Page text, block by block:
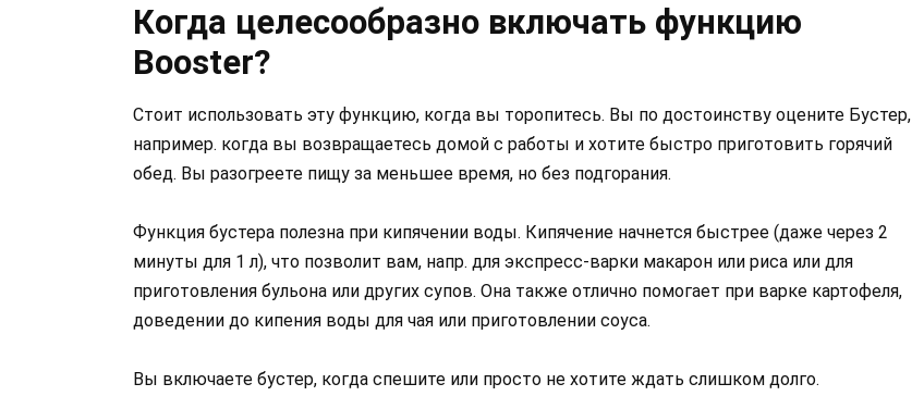
Когда целесообразно включать функцию
Booster?
Стоит использовать эту функцию, когда вы торопитесь. Вы по достоинству оцените Бустер,
например. когда вы возвращаетесь домой с работы и хотите быстро приготовить горячий
обед. Вы разогреете пищу за меньшее время, но без подгорания.
Функция бустера полезна при кипячении воды. Кипячение начнется быстрее (даже через 2
минуты для 1 л), что позволит вам, напр. для экспресс-варки макарон или риса или для
приготовления бульона или других супов. Она также отлично помогает при варке картофеля,
доведении до кипения воды для чая или приготовлении соуса.
Вы включаете бустер, когда спешите или просто не хотите ждать слишком долго.